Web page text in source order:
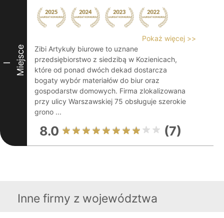
I Miejsce
Pokaż więcej >>
Zibi Artykuły biurowe to uznane
przedsiębiorstwo z siedzibą w Kozienicach,
które od ponad dwóch dekad dostarcza
bogaty wybór materiałów do biur oraz
gospodarstw domowych. Firma zlokalizowana
przy ulicy Warszawskiej 75 obsługuje szerokie
grono ...
8.0 (7)
Inne firmy z województwa